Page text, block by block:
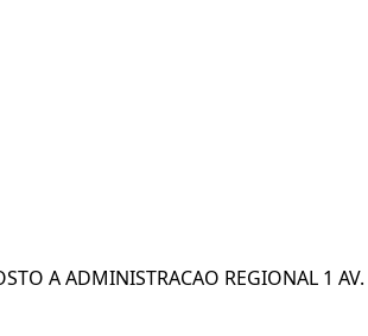
A ADMINISTRACAO REGIONAL 1